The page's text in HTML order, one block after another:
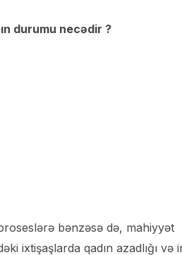
durumu necədir ?
bənzəsə də, mahiyyət
ixtişaşlarda qadın azadlığı və